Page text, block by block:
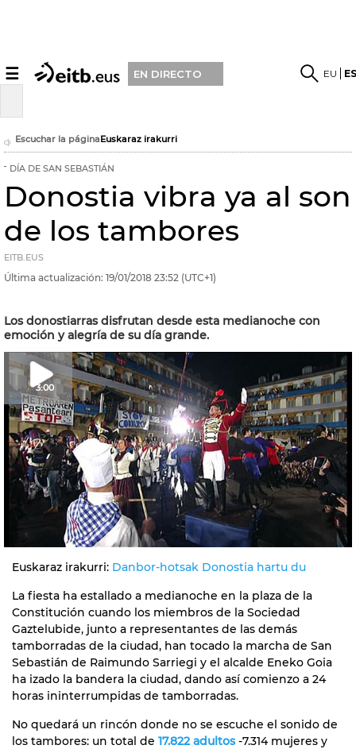
☰ EN DIRECTO EU
Escuchar la páginaEuskaraz irakurri
DÍA DE SAN SEBASTIÁN
Donostia vibra ya al son
de los tambores
EITB.EUS
Última actualización: 19/01/2018 23:52 (UTC+1)
Los donostiarras disfrutan desde esta medianoche con
emoción y alegría de su día grande.
3:00
Euskaraz irakurri: Danbor-hotsak Donostia hartu du
La fiesta ha estallado a medianoche en la plaza de la
Constitución cuando los miembros de la Sociedad
Gaztelubide, junto a representantes de las demás
tamborradas de la ciudad, han tocado la marcha de San
Sebastián de Raimundo Sarriegi y el alcalde Eneko Goia
ha izado la bandera la ciudad, dando así comienzo a 24
horas ininterrumpidas de tamborradas.
No quedará un rincón donde no se escuche el sonido de
los tambores: un total de 17.822 adultos-7.314 mujeres y